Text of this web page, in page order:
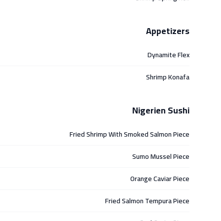
Appetizers
Dynamite Flex
Shrimp Konafa
Nigerien Sushi
Fried Shrimp With Smoked Salmon Piece
Sumo Mussel Piece
Orange Caviar Piece
Fried Salmon Tempura Piece